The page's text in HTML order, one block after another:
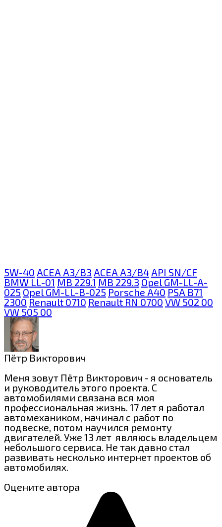
5W-40 ACEA A3/B3 ACEA A3/B4 API SN/CF
BMW LL-01 MB 229.1 MB 229.3 Opel GM-LL-A-
025 Opel GM-LL-B-025 Porsche A40 PSA B71
2300 Renault 0710 Renault RN 0700 VW 502 00
VW 505 00
Пётр Викторович
Меня зовут Пётр Викторович - я основатель
и руководитель этого проекта. С
автомобилями связана вся моя
профессиональная жизнь. 17 лет я работал
автомехаником, начинал с работ по
подвеске, потом научился ремонту
двигателей. Уже 13 лет являюсь владельцем
небольшого сервиса. Не так давно стал
развивать несколько интернет проектов об
автомобилях.
Оцените автора